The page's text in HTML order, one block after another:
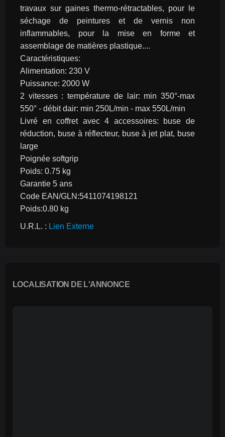
travaux sur gaines thermo-rétractables, pour le
séchage de peintures et de vernis non
inflammables, pour la mise en forme et
assemblage de matières plastique....
Caractéristiques:
Alimentation: 230 V
Puissance: 2000 W
2 vitesses : température de lair: min 350°-max
550° - débit dair: min 250L/min - max 550L/min
Livré en coffret avec 4 accessoires: buse de
réduction, buse à réflecteur, buse à jet plat, buse
large
Poignée softgrip
Poids: 0.75 kg
Garantie 5 ans
Code EAN/GLN:5411074198121
Poids:0.80 kg
U.R.L. : Lien Externe
LOCALISATION DE L'ANNONCE